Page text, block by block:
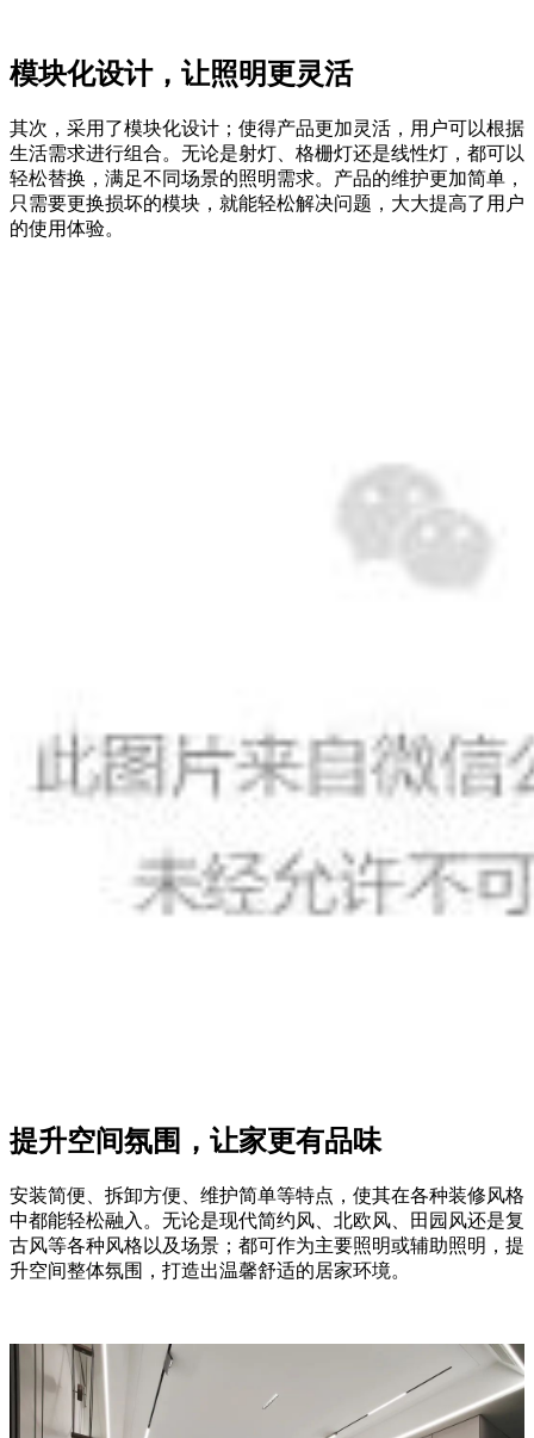
模块化设计，让照明更灵活
其次，采用了模块化设计；使得产品更加灵活，用户可以根据
生活需求进行组合。无论是射灯、格栅灯还是线性灯，都可以
轻松替换，满足不同场景的照明需求。产品的维护更加简单，
只需要更换损坏的模块，就能轻松解决问题，大大提高了用户
的使用体验。
提升空间氛围，让家更有品味
安装简便、拆卸方便、维护简单等特点，使其在各种装修风格
中都能轻松融入。无论是现代简约风、北欧风、田园风还是复
古风等各种风格以及场景；都可作为主要照明或辅助照明，提
升空间整体氛围，打造出温馨舒适的居家环境。